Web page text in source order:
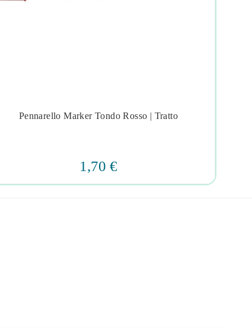
Pennarello Marker Tondo Rosso | Tratto
1,70 €